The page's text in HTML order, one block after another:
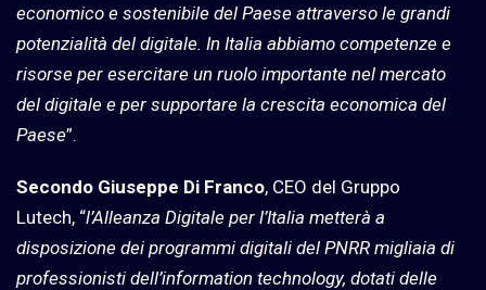
economico e sostenibile del Paese attraverso le grandi
potenzialità del digitale. In Italia abbiamo competenze e
risorse per esercitare un ruolo importante nel mercato
del digitale e per supportare la crescita economica del
Paese”.
Secondo Giuseppe Di Franco, CEO del Gruppo
Lutech, “l’Alleanza Digitale per l’Italia metterà a
disposizione dei programmi digitali del PNRR migliaia di
professionisti dell’information technology, dotati delle